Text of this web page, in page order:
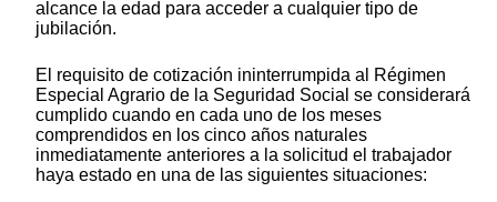
alcance la edad para acceder a cualquier tipo de
jubilación.
El requisito de cotización ininterrumpida al Régimen
Especial Agrario de la Seguridad Social se considerará
cumplido cuando en cada uno de los meses
comprendidos en los cinco años naturales
inmediatamente anteriores a la solicitud el trabajador
haya estado en una de las siguientes situaciones: